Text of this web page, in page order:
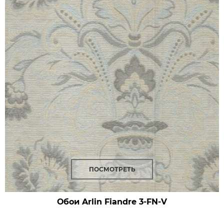
ПОСМОТРЕТЬ
Обои Arlin Fiandre 3-FN-V